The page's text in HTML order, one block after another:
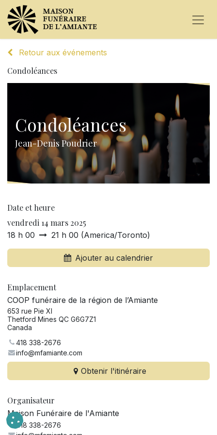
Retour aux événements
Condoléances
Condoléances
Jean-Denis Poudrier
Date et heure
vendredi 14 mars 2025
18 h 00 21 h 00 (America/Toronto)
Ajouter au calendrier
Emplacement
COOP funéraire de la région de l’Amiante
653 rue Pie XI
Thetford Mines QC G6G7Z1
Canada
418 338-2676
info@mfamiante.com
Obtenir l'itinéraire
Organisateur
Maison Funéraire de l'Amiante
418 338-2676